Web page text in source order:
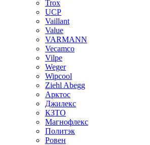
Trox
UCP
Vaillant
Value
VARMANN
Vecamco
Vilpe
Weger
Wipcool
Ziehl Abegg
Арктос
Джилекс
КЗТО
Магнофлекс
Политэк
Ровен